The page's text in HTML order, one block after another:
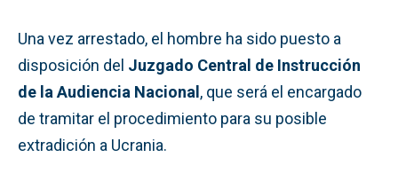
Una vez arrestado, el hombre ha sido puesto a
disposición del Juzgado Central de Instrucción
de la Audiencia Nacional, que será el encargado
de tramitar el procedimiento para su posible
extradición a Ucrania.